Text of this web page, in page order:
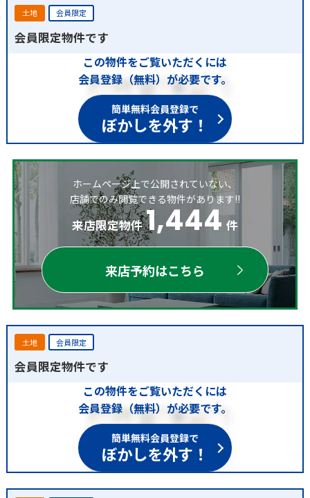
土地 会員限定
会員限定物件です
この物件をご覧いただくには
会員登録（無料）が必要です。
簡単無料会員登録で
ぼかしを外す！
ホームページ上で公開されていない、
店舗でのみ閲覧できる物件があります!!
来店限定物件 1,444 件
来店予約はこちら
土地 会員限定
会員限定物件です
この物件をご覧いただくには
会員登録（無料）が必要です。
簡単無料会員登録で
ぼかしを外す！